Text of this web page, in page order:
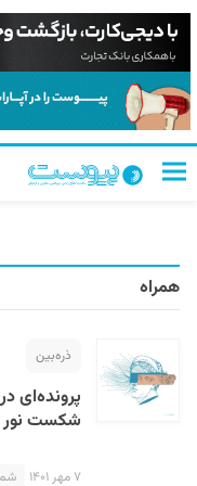
همراه
ذره‌بین
پرونده‌ای
شکست نور
۷ مهر ۱۴۰۱